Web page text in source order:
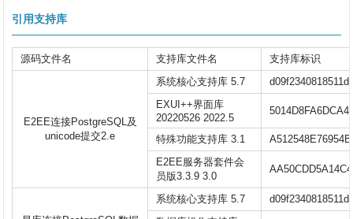
引用支持库
源码文件名 支持库文件名 支持库标识
E2EE连接PostgreSQL及
unicode提交2.e
系统核心支持库 5.7
EXUI++界面库
20220526 2022.5
特殊功能支持库 3.1
E2EE服务器套件会
员版3.3.9 3.0
系统核心支持库 5.7